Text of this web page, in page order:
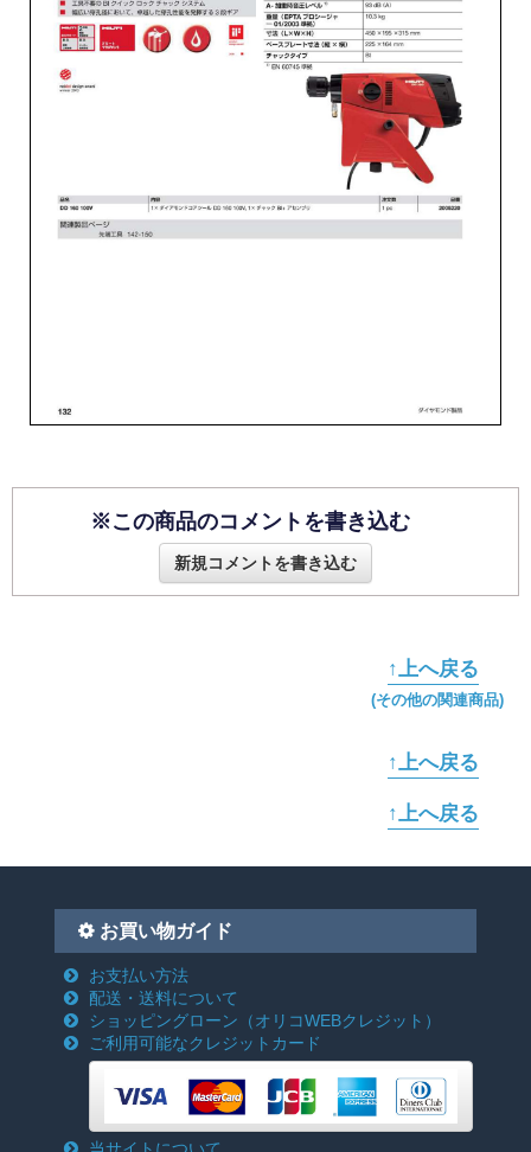
※この商品のコメントを書き込む
新規コメントを書き込む
↑上へ戻る
(その他の関連商品)
↑上へ戻る
↑上へ戻る
お買い物ガイド
お支払い方法
配送・送料について
ショッピングローン （オリコWEBクレジット）
ご利用可能なクレジットカード